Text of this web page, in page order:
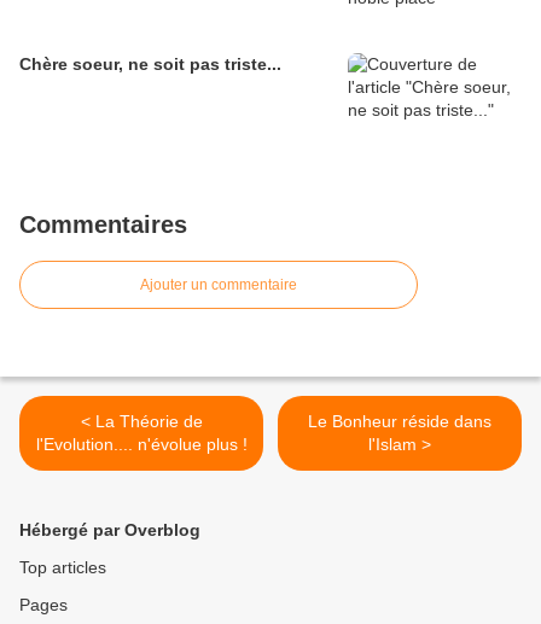
Chère soeur, ne soit pas triste...
Commentaires
Ajouter un commentaire
< La Théorie de
l'Evolution.... n'évolue plus !
Le Bonheur réside dans
l'Islam >
Hébergé par Overblog
Top articles
Pages